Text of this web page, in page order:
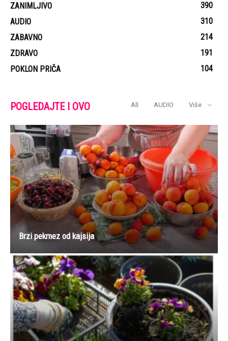
ZANIMLJIVO
390
AUDIO
310
ZABAVNO
214
ZDRAVO
191
POKLON PRIČA
104
POGLEDAJTE I OVO All AUDIO Više
Brzi pekmez od kajsija